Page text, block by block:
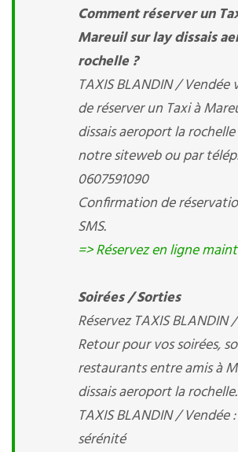
Comment réserver un
Mareuil sur lay dissais
rochelle ?
TAXIS BLANDIN /
de réserver un Taxi à
dissais aeroport la
notre siteweb ou par
0607591090
Confirmation de
SMS.
=> Réservez en ligne
Soirées / Sorties
Réservez TAXIS
Retour pour vos soirées,
restaurants entre amis à
dissais aeroport la rochelle.
TAXIS BLANDIN /
sérénité